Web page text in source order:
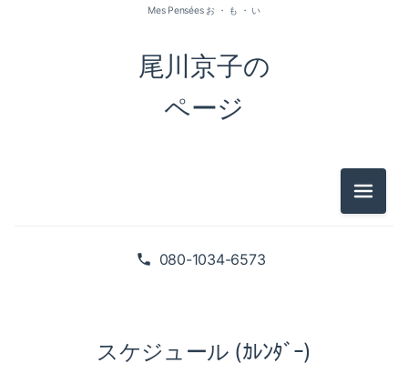
080-1034-6573
尾川京子の
ページ
Mes Pensées お ・ も ・ い
メニュ
スケジュール (ｶﾚﾝﾀﾞｰ)